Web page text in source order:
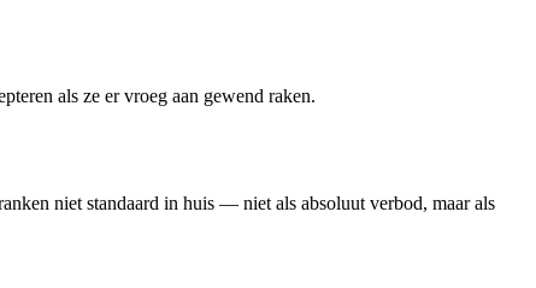
als ze er vroeg aan gewend raken.
niet standaard in huis — niet als absoluut verbod, maar als